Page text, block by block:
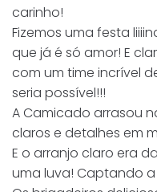
carinho!
Fizemos uma festa
que já é só amor! E
com um time incrível
seria possível!!!
A Camicado arrasou
claros e detalhes em
E o arranjo claro era
uma luva! Captando